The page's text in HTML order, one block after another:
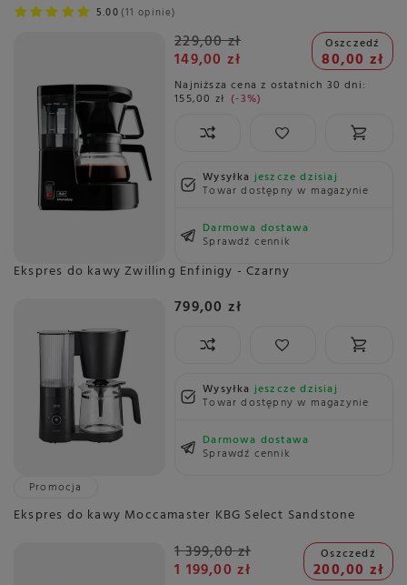
5.00 11 opinie
229,00 zł
149,00 zł
Oszczedź
80,00 zł
Najniższa cena z ostatnich 30 dni:
155,00 zł -3%
Wysyłkajeszcze dzisiaj
Towar dostępny w magazynie
Darmowa dostawa
Sprawdź cennik
Ekspres do kawy Zwilling Enfinigy - Czarny
799,00 zł
Wysyłkajeszcze dzisiaj
Towar dostępny w magazynie
Darmowa dostawa
Sprawdź cennik
Promocja
Ekspres do kawy Moccamaster KBG Select Sandstone
1 399,00 zł
1 199,00 zł
Oszczedź
200,00 zł